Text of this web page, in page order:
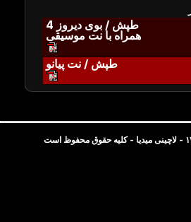
طپش / بوی دیروز 4
همراه با نت موسیقی
طپش / نت پیانو